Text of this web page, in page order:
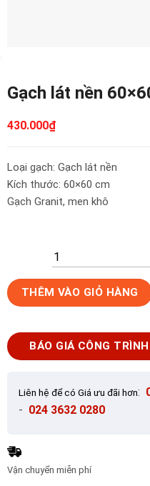
Gạch lát nền
430.000₫
Loại gạch: Gạch lát nền
Kích thước: 60×60 cm
Gạch Granit, men khô
Gạch
lát
60x60
KIS
THÊM VÀO GIỎ HÀNG
BÁO GIÁ CÔNG TRÌNH
Liên hệ để có Giá ưu đãi hơn:
- 024 3632 0280
Vận chuyển miễn phí